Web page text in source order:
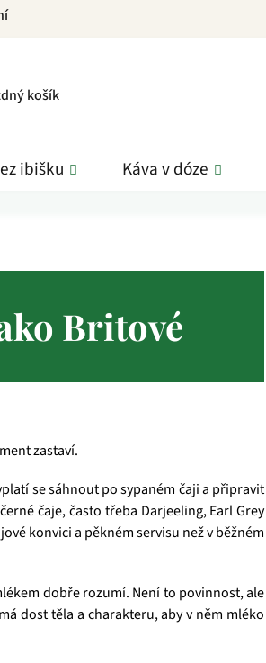
košík
ibišku Káva v dóze
Britové
zastaví.
se sáhnout po sypaném čaji a připravit
čaje, často třeba Darjeeling, Earl Grey
konvici a pěkném servisu než v běžném
dobře rozumí. Není to povinnost, ale
dost těla a charakteru, aby v něm mléko